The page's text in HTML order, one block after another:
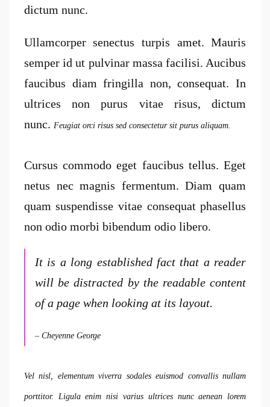
dictum nunc.
Ullamcorper senectus turpis amet. Mauris
semper id ut pulvinar massa facilisi. Aucibus
faucibus diam fringilla non, consequat. In
ultrices non purus vitae risus, dictum
nunc. Feugiat orci risus sed consectetur sit purus aliquam.
Cursus commodo eget faucibus tellus. Eget
netus nec magnis fermentum. Diam quam
quam suspendisse vitae consequat phasellus
non odio morbi bibendum odio libero.
It is a long established fact that a reader
will be distracted by the readable content
of a page when looking at its layout.
– Cheyenne George
Vel nisl, elementum viverra sodales euismod convallis nullam
porttitor. Ligula enim nisi varius ultrices nunc aenean lorem